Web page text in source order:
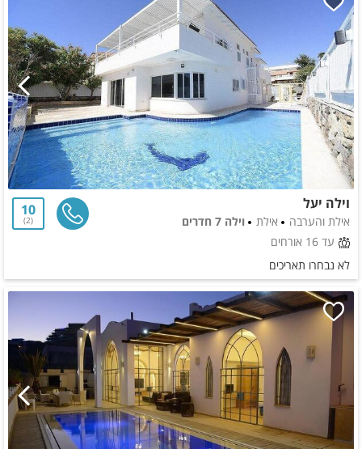
וילה יעל
אילת והערבה אילת
וילה 7 חדרים
עד 16 אורחים
10
2
לא נבחרו תאריכים